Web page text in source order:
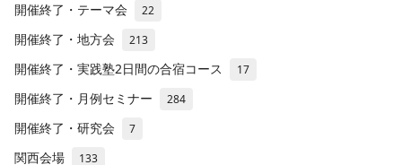
開催終了・テーマ会 22
開催終了・地方会 213
開催終了・実践塾2日間の合宿コース 17
開催終了・月例セミナー 284
開催終了・研究会 7
関西会場 133